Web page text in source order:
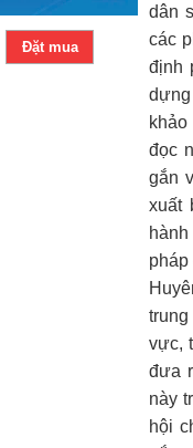
Đặt mua
dân
các
định
đọc
gắn
xuất
pháp
vực,
đưa
này
hội